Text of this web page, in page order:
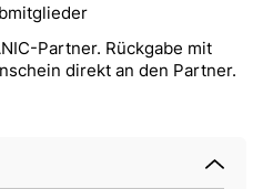
Partner. Rückgabe mit
direkt an den Partner.